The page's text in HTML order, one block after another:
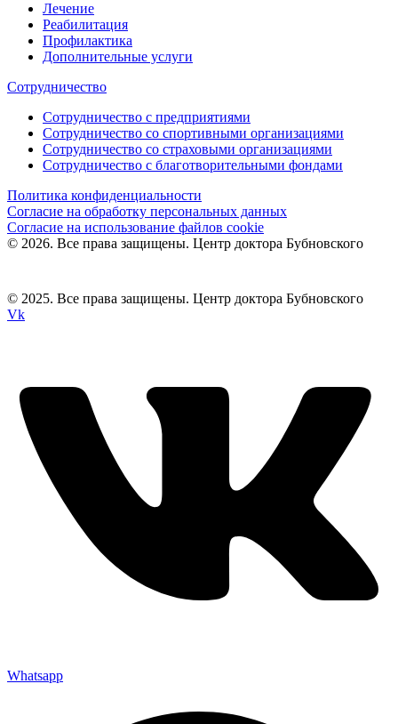
Лечение
Реабилитация
Профилактика
Дополнительные услуги
Сотрудничество
Сотрудничество с предприятиями
Сотрудничество со спортивными организациями
Сотрудничество со страховыми организациями
Сотрудничество с благотворительными фондами
Политика конфиденциальности
Согласие на обработку персональных данных
Согласие на использование файлов cookie
© 2026. Все права защищены. Центр доктора Бубновского
© 2025. Все права защищены. Центр доктора Бубновского
Vk
Whatsapp